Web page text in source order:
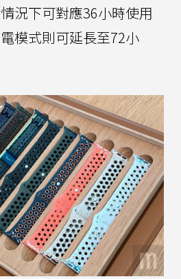
況下可對應36小時使用
模式則可延長至72小